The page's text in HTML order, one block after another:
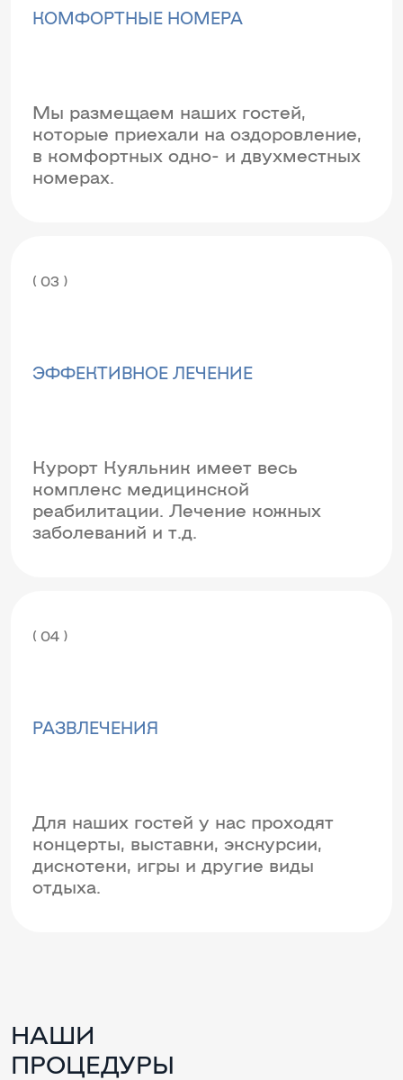
КОМФОРТНЫЕ НОМЕРА
Мы размещаем наших гостей,
которые приехали на оздоровление,
в комфортных одно- и двухместных
номерах.
( 03 )
ЭФФЕКТИВНОЕ ЛЕЧЕНИЕ
Курорт Куяльник имеет весь
комплекс медицинской
реабилитации. Лечение кожных
заболеваний и т.д.
( 04 )
РАЗВЛЕЧЕНИЯ
Для наших гостей у нас проходят
концерты, выставки, экскурсии,
дискотеки, игры и другие виды
отдыха.
НАШИ
ПРОЦЕДУРЫ